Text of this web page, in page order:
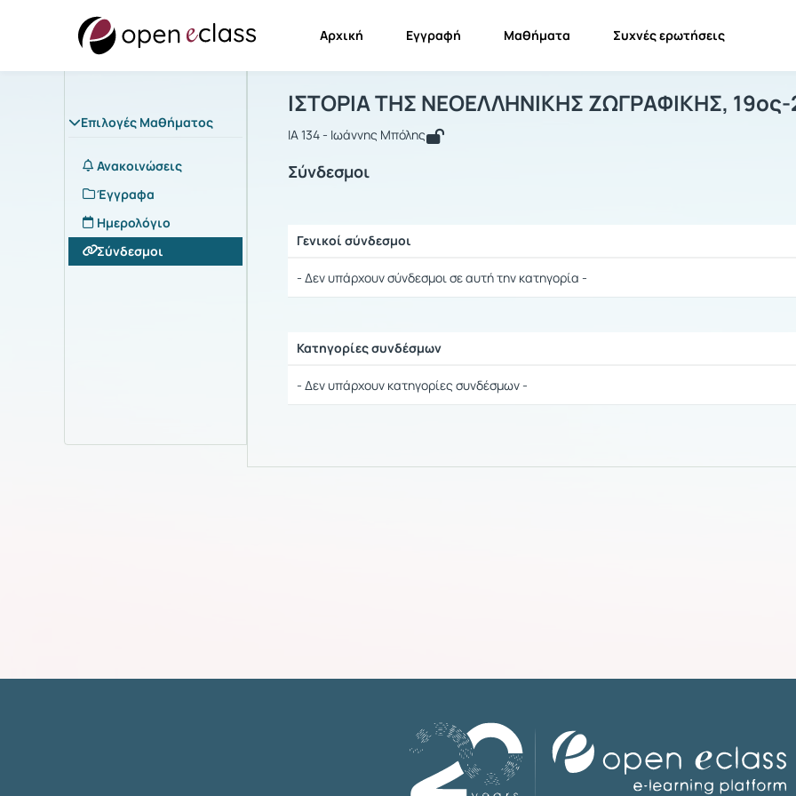
Αρχική Εγγραφή Μαθήματα Συχνές ερωτήσεις
Επιλογές Μαθήματος
Ανακοινώσεις
Έγγραφα
Ημερολόγιο
Σύνδεσμοι
Μάθημα : ΙΣΤΟΡΙΑ ΤΗΣ ΝΕΟΕΛΛΗΝΙΚΗΣ
ΙΣΤΟΡΙΑ ΤΗΣ ΝΕΟΕΛΛΗΝΙΚΗΣ ΖΩΓΡΑΦΙΚΗΣ, 19ος-
ΙΑ 134 - Ιωάννης Μπόλης
Σύνδεσμοι
Γενικοί σύνδεσμοι
- Δεν υπάρχουν σύνδεσμοι σε αυτή την κατηγορία -
Κατηγορίες συνδέσμων
- Δεν υπάρχουν κατηγορίες συνδέσμων -